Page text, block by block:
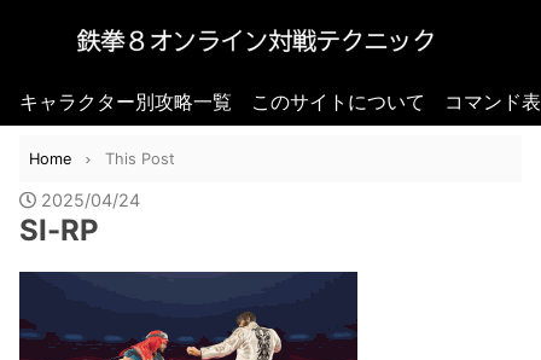
キャラクター別攻略一覧 このサイトについて コマンド
Home This Post
2025/04/24
SI-RP